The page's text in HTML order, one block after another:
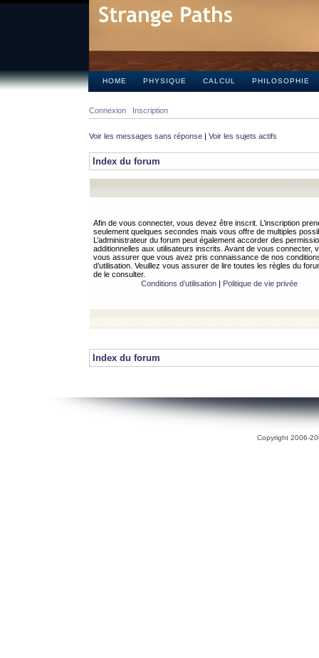
HOME PHYSIQUE CALCUL PHILOSOPHIE
Connexion Inscription
Voir les messages sans réponse | Voir les sujets actifs
Index du forum
Afin de vous connecter, vous devez être inscrit. L’inscription
seulement quelques secondes mais vous offre de multiples
L’administrateur du forum peut également accorder des
additionnelles aux utilisateurs inscrits. Avant de vous connecter,
vous assurer que vous avez pris connaissance de nos
d’utilisation. Veuillez vous assurer de lire toutes les règles du
de le consulter.
Conditions d’utilisation| Politique de vie privée
Index du forum
Copyright 2006-